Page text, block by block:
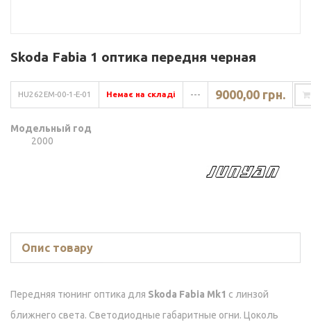
Skoda Fabia 1 оптика передня черная
HU262EM-00-1-E-01 Немає на складі --- 9000,00 грн.
Модельный год
2000
Опис товару
Передняя тюнинг оптика для Skoda Fabia Mk1 с линзой
ближнего света. Светодиодные габаритные огни. Цоколь